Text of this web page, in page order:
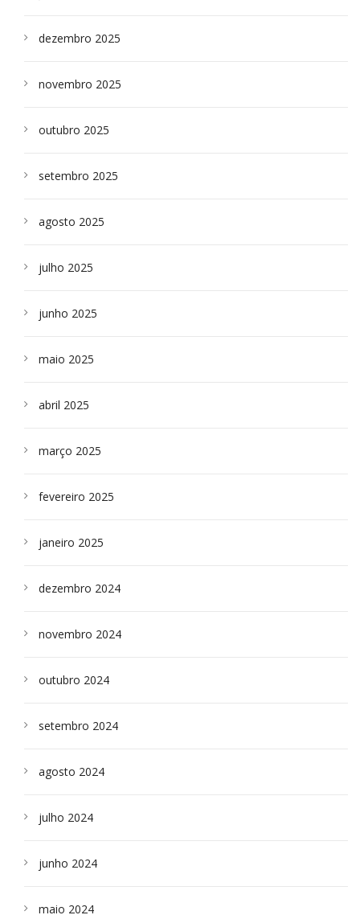
dezembro 2025
novembro 2025
outubro 2025
setembro 2025
agosto 2025
julho 2025
junho 2025
maio 2025
abril 2025
março 2025
fevereiro 2025
janeiro 2025
dezembro 2024
novembro 2024
outubro 2024
setembro 2024
agosto 2024
julho 2024
junho 2024
maio 2024